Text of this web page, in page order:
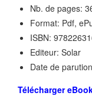
Nb. de pages:
Format: Pdf,
ISBN:
Editeur: Solar
Date de
Télécharger